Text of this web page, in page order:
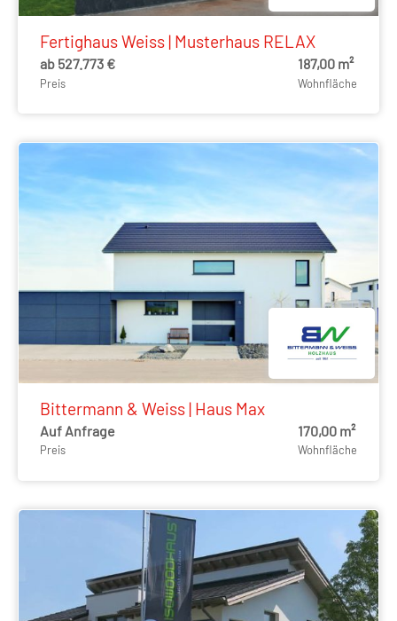
Fertighaus Weiss | Musterhaus RELAX
ab 527.773 €
Preis
187,00 m²
Wohnfläche
Bittermann & Weiss | Haus Max
Auf Anfrage
Preis
170,00 m²
Wohnfläche